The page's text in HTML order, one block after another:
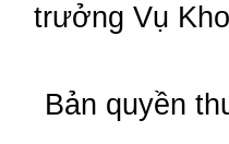
trưởng Vụ
Bản quyền